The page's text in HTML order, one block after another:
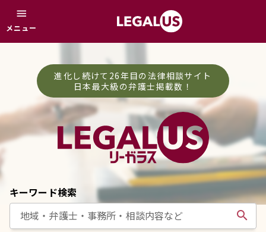
menu
メニュー
進化し続けて26年目の法律相談サイト
日本最大級の弁護士掲載数！
キーワード検索
search